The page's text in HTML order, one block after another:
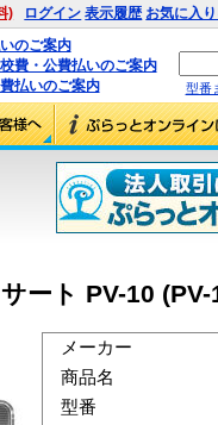
) ログイン 表示履歴 お気に入
のご案内
費・公費払いのご案内
払いのご案内
型番
ート PV-10 (PV-
メーカー
商品名
型番